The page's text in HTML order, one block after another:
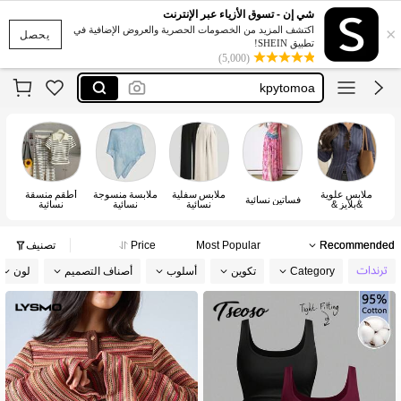
يحصل ×
شي إن - تسوق الأزياء عبر الإنترنت
اكتشف المزيد من الخصومات الحصرية والعروض الإضافية في
تطبيق SHEIN!
(5,000)
motf
dazy
anewsta
kpytomoa
motf
ملابس علوية
&بلايز &
فساتين نسائية
ملابس سفلية
نسائية
ملابسة منسوجة
نسائية
أطقم منسقة
نسائية
Recommended
Most Popular
Price تصنيف
Category تكوين أسلوب أصناف التصميم لون